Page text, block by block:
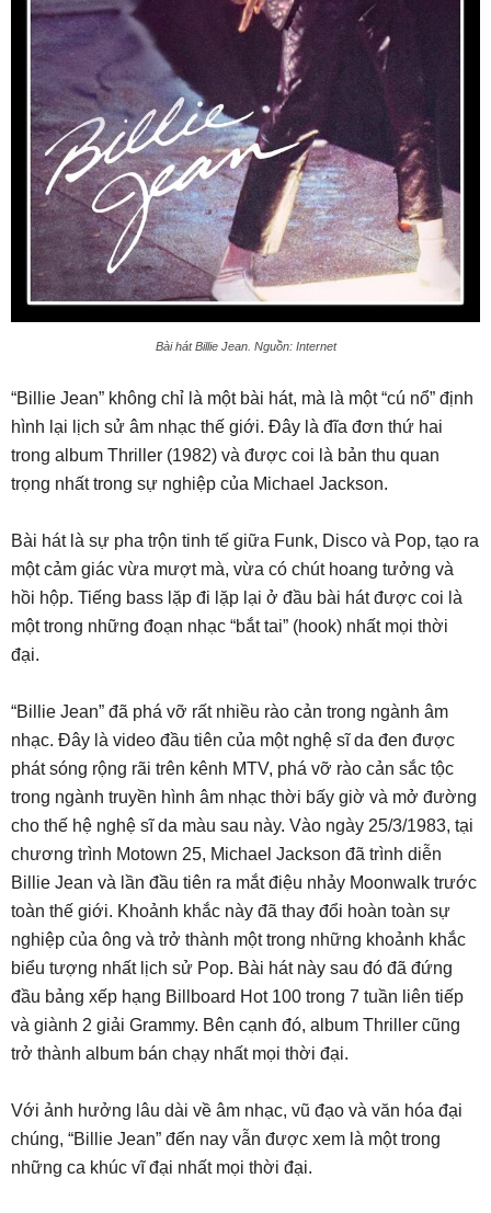
Bài hát Billie Jean. Nguồn: Internet
“Billie Jean” không chỉ là một bài hát, mà là một “cú nổ” định
hình lại lịch sử âm nhạc thế giới. Đây là đĩa đơn thứ hai
trong album Thriller (1982) và được coi là bản thu quan
trọng nhất trong sự nghiệp của Michael Jackson.
Bài hát là sự pha trộn tinh tế giữa Funk, Disco và Pop, tạo ra
một cảm giác vừa mượt mà, vừa có chút hoang tưởng và
hồi hộp. Tiếng bass lặp đi lặp lại ở đầu bài hát được coi là
một trong những đoạn nhạc “bắt tai” (hook) nhất mọi thời
đại.
“Billie Jean” đã phá vỡ rất nhiều rào cản trong ngành âm
nhạc. Đây là video đầu tiên của một nghệ sĩ da đen được
phát sóng rộng rãi trên kênh MTV, phá vỡ rào cản sắc tộc
trong ngành truyền hình âm nhạc thời bấy giờ và mở đường
cho thế hệ nghệ sĩ da màu sau này. Vào ngày 25/3/1983, tại
chương trình Motown 25, Michael Jackson đã trình diễn
Billie Jean và lần đầu tiên ra mắt điệu nhảy Moonwalk trước
toàn thế giới. Khoảnh khắc này đã thay đổi hoàn toàn sự
nghiệp của ông và trở thành một trong những khoảnh khắc
biểu tượng nhất lịch sử Pop. Bài hát này sau đó đã đứng
đầu bảng xếp hạng Billboard Hot 100 trong 7 tuần liên tiếp
và giành 2 giải Grammy. Bên cạnh đó, album Thriller cũng
trở thành album bán chạy nhất mọi thời đại.
Với ảnh hưởng lâu dài về âm nhạc, vũ đạo và văn hóa đại
chúng, “Billie Jean” đến nay vẫn được xem là một trong
những ca khúc vĩ đại nhất mọi thời đại.